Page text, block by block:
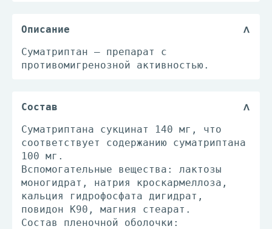
Описание
Суматриптан – препарат с
противомигренозной активностью.
Состав
Суматриптана сукцинат 140 мг, что
соответствует содержанию суматриптана
100 мг.
Вспомогательные вещества: лактозы
моногидрат, натрия кроскармеллоза,
кальция гидрофосфата дигидрат,
повидон K90, магния стеарат.
Состав пленочной оболочки: